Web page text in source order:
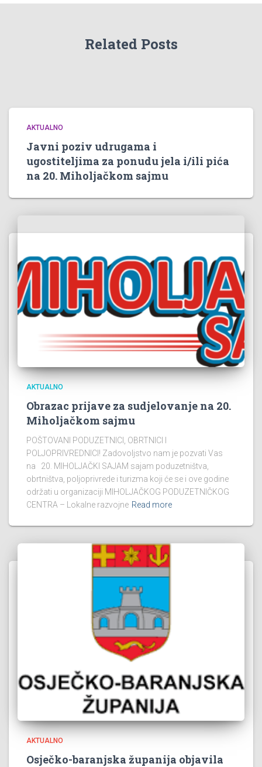
Related Posts
AKTUALNO
Javni poziv udrugama i
ugostiteljima za ponudu jela i/ili pića
na 20. Miholjačkom sajmu
AKTUALNO
Obrazac prijave za sudjelovanje na 20.
Miholjačkom sajmu
POŠTOVANI PODUZETNICI, OBRTNICI I
POLJOPRIVREDNICI! Zadovoljstvo nam je pozvati Vas
na 20. MIHOLJAČKI SAJAM sajam poduzetništva,
obrtništva, poljoprivrede i turizma koji će se i ove godine
održati u organizaciji MIHOLJAČKOG PODUZETNIČKOG
CENTRA – Lokalne razvojne Read more
AKTUALNO
Osječko-baranjska županija objavila